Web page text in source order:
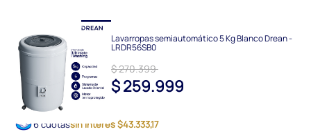
Lavarropas semiautomático 5 Kg Blanco Drean -
LRDR56SB0
$ 270.399
$ 259.999
6 cuotassin interés $43.333,17